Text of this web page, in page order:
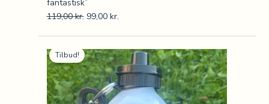
fantastisk”
119,00kr. 99,00 kr.
Tilbud!
oprindelige
pris
var:
119,00 kr..
aktuelle
pris
er:
99,00 kr..